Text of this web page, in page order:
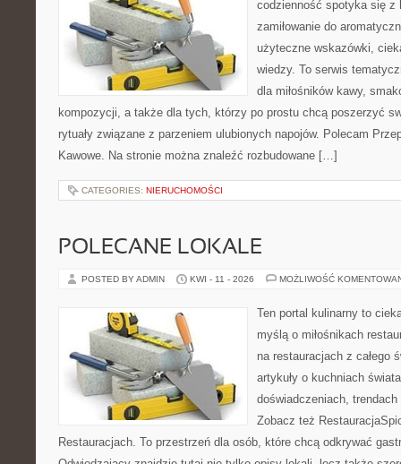
codzienność spotyka się z
zamiłowanie do
użyteczne wskazówki,
wiedzy. To serwis
dla miłośników kawy,
kompozycji, a także dla tych, którzy po prostu chcą poszerzyć
rytuały związane z parzeniem ulubionych napojów. Polecam
Kawowe. Na stronie można znaleźć rozbudowane […]
CATEGORIES: NIERUCHOMOŚCI
POLECANE LOKALE
POSTED BY ADMIN KWI - 11 - 2026 MOŻLIWOŚĆ
Ten portal kulinarny to
myślą o miłośnikach
na restauracjach z całego
artykuły o kuchniach
doświadczeniach,
Zobacz też
Restauracjach. To przestrzeń dla osób, które chcą odkrywać